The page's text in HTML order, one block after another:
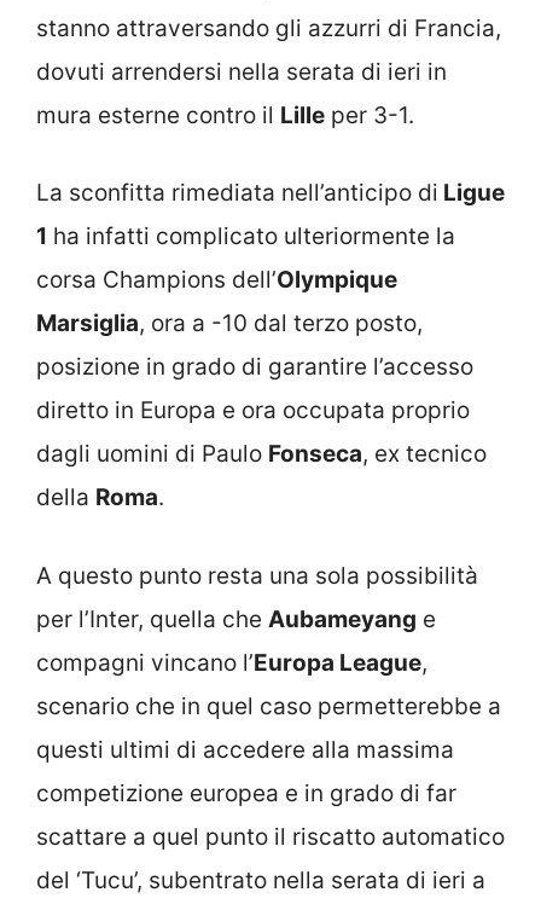
stanno attraversando gli azzurri di Francia,
dovuti arrendersi nella serata di ieri in
mura esterne contro il Lille per 3-1.
La sconfitta rimediata nell’anticipo di Ligue
1 ha infatti complicato ulteriormente la
corsa Champions dell’Olympique
Marsiglia, ora a -10 dal terzo posto,
posizione in grado di garantire l’accesso
diretto in Europa e ora occupata proprio
dagli uomini di Paulo Fonseca, ex tecnico
della Roma.
A questo punto resta una sola possibilità
per l’Inter, quella che Aubameyang e
compagni vincano l’Europa League,
scenario che in quel caso permetterebbe a
questi ultimi di accedere alla massima
competizione europea e in grado di far
scattare a quel punto il riscatto automatico
del ‘Tucu’, subentrato nella serata di ieri a